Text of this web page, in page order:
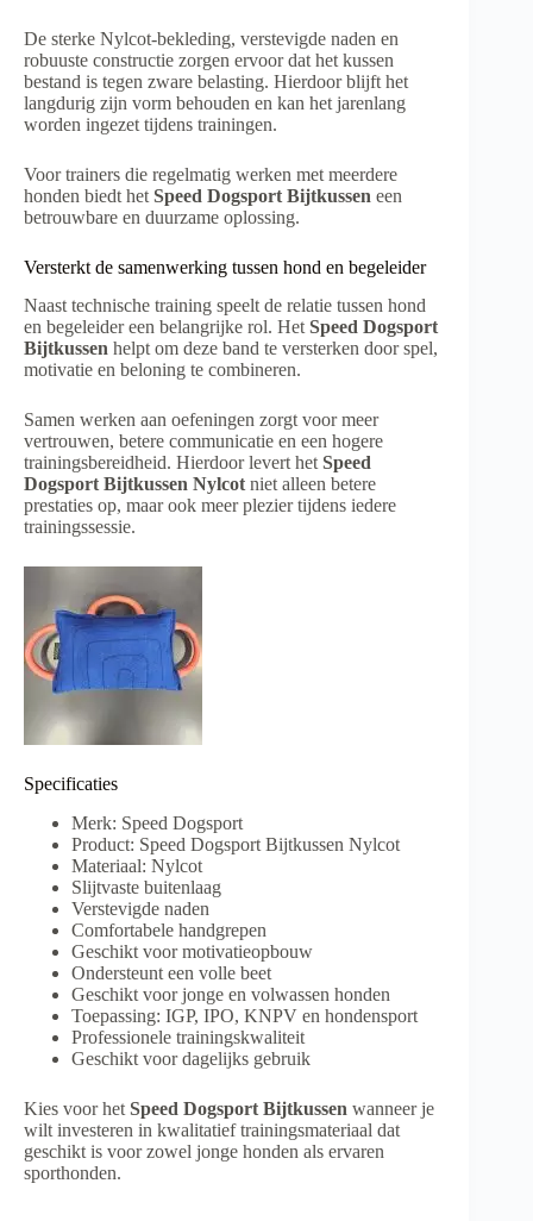
De sterke Nylcot-bekleding, verstevigde naden en
robuuste constructie zorgen ervoor dat het kussen
bestand is tegen zware belasting. Hierdoor blijft het
langdurig zijn vorm behouden en kan het jarenlang
worden ingezet tijdens trainingen.
Voor trainers die regelmatig werken met meerdere
honden biedt het Speed Dogsport Bijtkussen een
betrouwbare en duurzame oplossing.
Versterkt de samenwerking tussen hond en begeleider
Naast technische training speelt de relatie tussen hond
en begeleider een belangrijke rol. HetSpeed Dogsport
Bijtkussen helpt om deze band te versterken door spel,
motivatie en beloning te combineren.
Samen werken aan oefeningen zorgt voor meer
vertrouwen, betere communicatie en een hogere
trainingsbereidheid. Hierdoor levert hetSpeed
Dogsport Bijtkussen Nylcotniet alleen betere
prestaties op, maar ook meer plezier tijdens iedere
trainingssessie.
Specificaties
Merk: Speed Dogsport
Product: Speed Dogsport Bijtkussen Nylcot
Materiaal: Nylcot
Slijtvaste buitenlaag
Verstevigde naden
Comfortabele handgrepen
Geschikt voor motivatieopbouw
Ondersteunt een volle beet
Geschikt voor jonge en volwassen honden
Toepassing: IGP, IPO, KNPV en hondensport
Professionele trainingskwaliteit
Geschikt voor dagelijks gebruik
Kies voor het Speed Dogsport Bijtkussen wanneer je
wilt investeren in kwalitatief trainingsmateriaal dat
geschikt is voor zowel jonge honden als ervaren
sporthonden.